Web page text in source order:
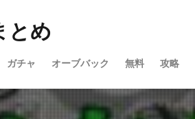
とめ
ガチャ オーブバック 無料 攻略